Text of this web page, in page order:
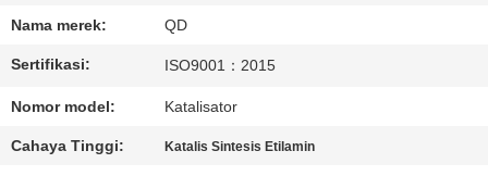
HUBUNGI
KAMI
Nama merek: QD
Sertifikasi: ISO9001：2015
Nomor model: Katalisator
Cahaya Tinggi: Katalis Sintesis Etilamin